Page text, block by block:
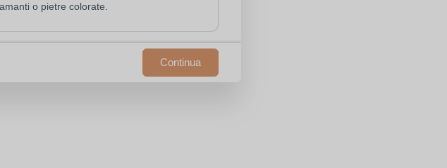
o pietre colorate.
Continua